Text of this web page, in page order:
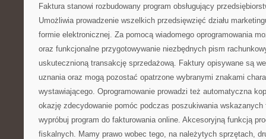
Faktura stanowi rozbudowany program obsługujący
Umożliwia prowadzenie wszelkich przedsięwzięć działu
formie elektronicznej. Za pomocą wiadomego oprogramowania
oraz funkcjonalne przygotowywanie niezbędnych pism
uskutecznioną transakcję sprzedażową. Faktury opisywane są
uznania oraz mogą pozostać opatrzone wybranymi znakami
wystawiającego. Oprogramowanie prowadzi też automatyczna
okazję zdecydowanie pomóc podczas poszukiwania
wypróbuj program do fakturowania online. Akcesoryjną funkcją
fiskalnych. Mamy prawo wobec tego, na należytych sprzętach,